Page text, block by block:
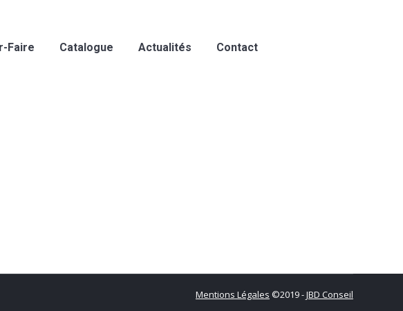
Faire Catalogue Actualités Contact
Mentions Légales ©2019 -JBD Conseil